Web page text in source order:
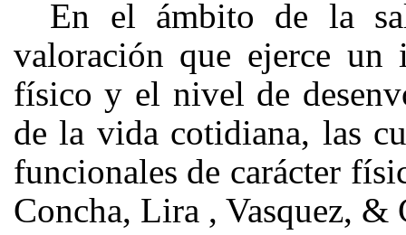
En el ámbito de la
valoración que ejerce un
físico y el nivel de
de la vida cotidiana, las
funcionales de carácter
Concha, Lira , Vasquez, &